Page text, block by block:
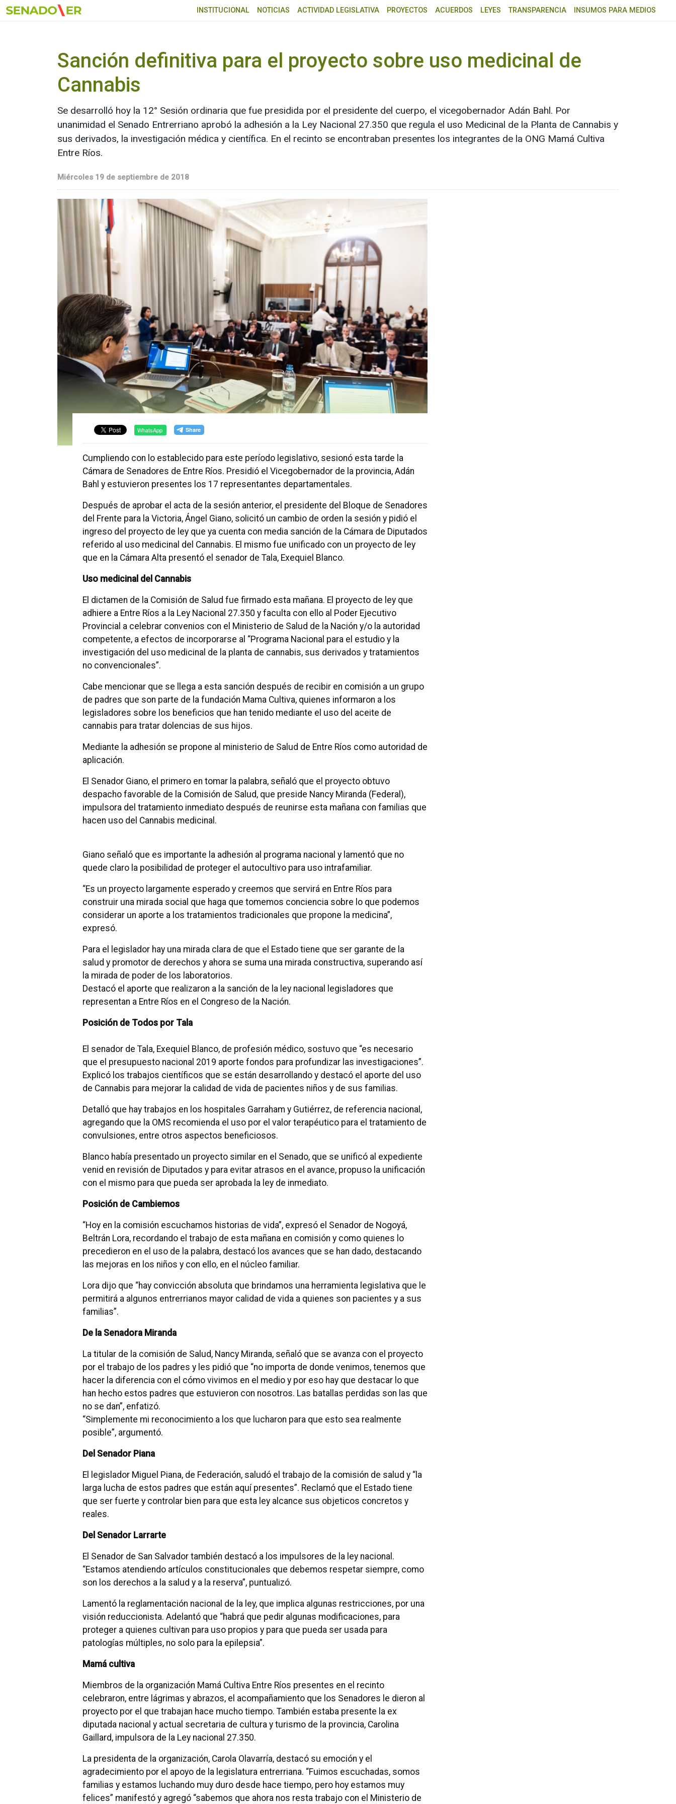
Ir al menú principal
INSTITUCIONAL NOTICIAS ACTIVIDAD LEGISLATIVA PROYECTOS ACUERDOS LEYES TRANSPARENCIA INSUMOS PARA MEDIOS
Sanción definitiva para el proyecto sobre uso medicinal de
Cannabis
Se desarrolló hoy la 12° Sesión ordinaria que fue presidida por el presidente del cuerpo, el vicegobernador Adán Bahl. Por
unanimidad el Senado Entrerriano aprobó la adhesión a la Ley Nacional 27.350 que regula el uso Medicinal de la Planta de Cannabis y
sus derivados, la investigación médica y científica. En el recinto se encontraban presentes los integrantes de la ONG Mamá Cultiva
Entre Ríos.
Miércoles 19 de septiembre de 2018
WhatsApp
Cumpliendo con lo establecido para este período legislativo, sesionó esta tarde la
Cámara de Senadores de Entre Ríos. Presidió el Vicegobernador de la provincia, Adán
Bahl y estuvieron presentes los 17 representantes departamentales.
Después de aprobar el acta de la sesión anterior, el presidente del Bloque de Senadores
del Frente para la Victoria, Ángel Giano, solicitó un cambio de orden la sesión y pidió el
ingreso del proyecto de ley que ya cuenta con media sanción de la Cámara de Diputados
referido al uso medicinal del Cannabis. El mismo fue unificado con un proyecto de ley
que en la Cámara Alta presentó el senador de Tala, Exequiel Blanco.
Uso medicinal del Cannabis
El dictamen de la Comisión de Salud fue firmado esta mañana. El proyecto de ley que
adhiere a Entre Ríos a la Ley Nacional 27.350 y faculta con ello al Poder Ejecutivo
Provincial a celebrar convenios con el Ministerio de Salud de la Nación y/o la autoridad
competente, a efectos de incorporarse al “Programa Nacional para el estudio y la
investigación del uso medicinal de la planta de cannabis, sus derivados y tratamientos
no convencionales”.
Cabe mencionar que se llega a esta sanción después de recibir en comisión a un grupo
de padres que son parte de la fundación Mama Cultiva, quienes informaron a los
legisladores sobre los beneficios que han tenido mediante el uso del aceite de
cannabis para tratar dolencias de sus hijos.
Mediante la adhesión se propone al ministerio de Salud de Entre Ríos como autoridad de
aplicación.
El Senador Giano, el primero en tomar la palabra, señaló que el proyecto obtuvo
despacho favorable de la Comisión de Salud, que preside Nancy Miranda (Federal),
impulsora del tratamiento inmediato después de reunirse esta mañana con familias que
hacen uso del Cannabis medicinal.
Giano señaló que es importante la adhesión al programa nacional y lamentó que no
quede claro la posibilidad de proteger el autocultivo para uso intrafamiliar.
“Es un proyecto largamente esperado y creemos que servirá en Entre Ríos para
construir una mirada social que haga que tomemos conciencia sobre lo que podemos
considerar un aporte a los tratamientos tradicionales que propone la medicina”,
expresó.
Para el legislador hay una mirada clara de que el Estado tiene que ser garante de la
salud y promotor de derechos y ahora se suma una mirada constructiva, superando así
la mirada de poder de los laboratorios.
Destacó el aporte que realizaron a la sanción de la ley nacional legisladores que
representan a Entre Ríos en el Congreso de la Nación.
Posición de Todos por Tala
El senador de Tala, Exequiel Blanco, de profesión médico, sostuvo que “es necesario
que el presupuesto nacional 2019 aporte fondos para profundizar las investigaciones”.
Explicó los trabajos científicos que se están desarrollando y destacó el aporte del uso
de Cannabis para mejorar la calidad de vida de pacientes niños y de sus familias.
Detalló que hay trabajos en los hospitales Garraham y Gutiérrez, de referencia nacional,
agregando que la OMS recomienda el uso por el valor terapéutico para el tratamiento de
convulsiones, entre otros aspectos beneficiosos.
Blanco había presentado un proyecto similar en el Senado, que se unificó al expediente
venid en revisión de Diputados y para evitar atrasos en el avance, propuso la unificación
con el mismo para que pueda ser aprobada la ley de inmediato.
Posición de Cambiemos
“Hoy en la comisión escuchamos historias de vida”, expresó el Senador de Nogoyá,
Beltrán Lora, recordando el trabajo de esta mañana en comisión y como quienes lo
precedieron en el uso de la palabra, destacó los avances que se han dado, destacando
las mejoras en los niños y con ello, en el núcleo familiar.
Lora dijo que “hay convicción absoluta que brindamos una herramienta legislativa que le
permitirá a algunos entrerrianos mayor calidad de vida a quienes son pacientes y a sus
familias”.
De la Senadora Miranda
La titular de la comisión de Salud, Nancy Miranda, señaló que se avanza con el proyecto
por el trabajo de los padres y les pidió que “no importa de donde venimos, tenemos que
hacer la diferencia con el cómo vivimos en el medio y por eso hay que destacar lo que
han hecho estos padres que estuvieron con nosotros. Las batallas perdidas son las que
no se dan”, enfatizó.
“Simplemente mi reconocimiento a los que lucharon para que esto sea realmente
posible”, argumentó.
Del Senador Piana
El legislador Miguel Piana, de Federación, saludó el trabajo de la comisión de salud y “la
larga lucha de estos padres que están aquí presentes”. Reclamó que el Estado tiene
que ser fuerte y controlar bien para que esta ley alcance sus objeticos concretos y
reales.
Del Senador Larrarte
El Senador de San Salvador también destacó a los impulsores de la ley nacional.
“Estamos atendiendo artículos constitucionales que debemos respetar siempre, como
son los derechos a la salud y a la reserva”, puntualizó.
Lamentó la reglamentación nacional de la ley, que implica algunas restricciones, por una
visión reduccionista. Adelantó que “habrá que pedir algunas modificaciones, para
proteger a quienes cultivan para uso propios y para que pueda ser usada para
patologías múltiples, no solo para la epilepsia”.
Mamá cultiva
Miembros de la organización Mamá Cultiva Entre Ríos presentes en el recinto
celebraron, entre lágrimas y abrazos, el acompañamiento que los Senadores le dieron al
proyecto por el que trabajan hace mucho tiempo. También estaba presente la ex
diputada nacional y actual secretaria de cultura y turismo de la provincia, Carolina
Gaillard, impulsora de la Ley nacional 27.350.
La presidenta de la organización, Carola Olavarría, destacó su emoción y el
agradecimiento por el apoyo de la legislatura entrerriana. “Fuimos escuchadas, somos
familias y estamos luchando muy duro desde hace tiempo, pero hoy estamos muy
felices” manifestó y agregó “sabemos que ahora nos resta trabajo con el Ministerio de